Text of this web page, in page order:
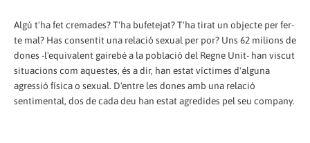
Algú t'ha fet cremades? T'ha bufetejat? T'ha tirat un objecte per fer-
te mal? Has consentit una relació sexual per por? Uns 62 milions de
dones -l'equivalent gairebé a la població del Regne Unit- han viscut
situacions com aquestes, és a dir, han estat víctimes d'alguna
agressió física o sexual. D'entre les dones amb una relació
sentimental, dos de cada deu han estat agredides pel seu company.